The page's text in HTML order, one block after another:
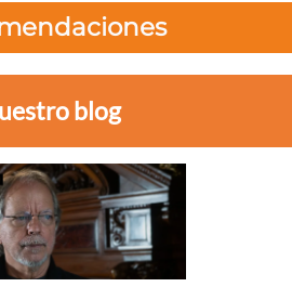
blog